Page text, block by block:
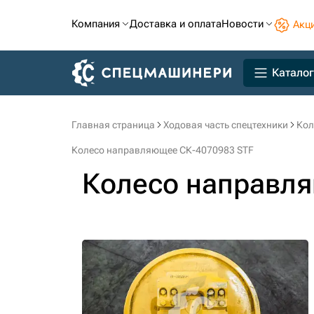
Компания Доставка и оплатаНовости
Каталог
Главная страница Ходовая часть спецтехники
Колесо направляющее СК-4070983 STF
Колесо